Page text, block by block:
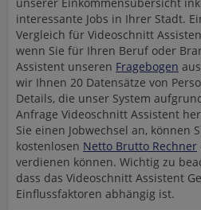
interessante Jobs in Ihrer Stadt.
Vergleich für Videoschnitt
wenn Sie für Ihren Beruf oder
Assistent unseren Fragebogen
wir Ihnen 20 Datensätze von
Details, die unser System
Anfrage Videoschnitt Assistent
Sie einen Jobwechsel an, können
kostenlosen Netto Brutto Rechner
verdienen können. Wichtig zu
dass das Videoschnitt Assistent
Einflussfaktoren abhängig ist.